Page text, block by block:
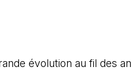
évolution au fil des